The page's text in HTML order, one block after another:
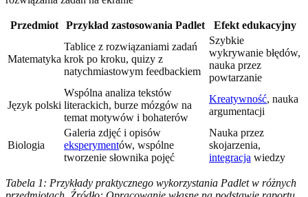
Przedmiot Przykład zastosowania Padlet Efekt edukacyjny
Matematyka
Tablice z rozwiązaniami zadań
krok po kroku, quizy z
natychmiastowym feedbackiem
Szybkie
wykrywanie błędów,
nauka przez
powtarzanie
Język polski
Wspólna analiza tekstów
literackich, burze mózgów na
temat motywów i bohaterów
Kreatywność, nauka
argumentacji
Biologia
Galeria zdjęć i opisów
eksperymentów, wspólne
tworzenie słownika pojęć
Nauka przez
skojarzenia,
integracja wiedzy
Tabela 1: Przykłady praktycznego wykorzystania Padlet w różnych